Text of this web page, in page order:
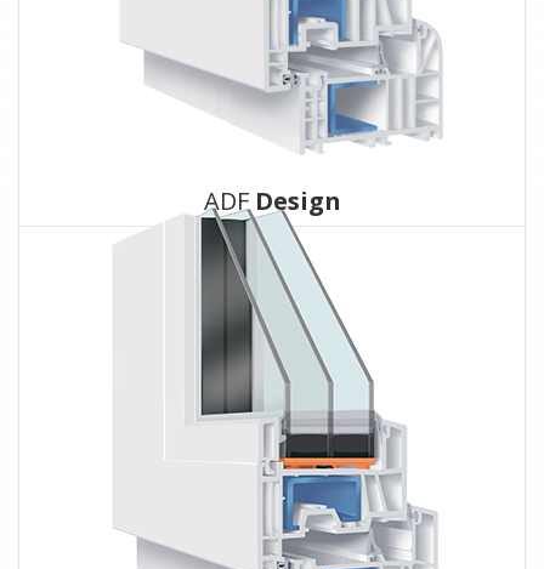
ADFDesign